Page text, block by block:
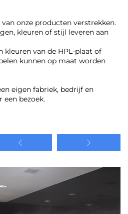
onze producten verstrekken.
kleuren of stijl leveren aan
kleuren van de HPL-plaat of
kunnen op maat worden
eigen fabriek, bedrijf en
bezoek.